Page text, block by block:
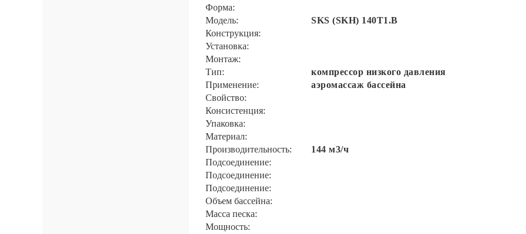
Форма:
Модель:
SKS (SKH) 140Т1.В
Конструкция:
Установка:
Монтаж:
Тип:
компрессор низкого давления
Применение:
аэромассаж бассейна
Свойство:
Консистенция:
Упаковка:
Материал:
Производительность:
144 м3/ч
Подсоединение:
Подсоединение:
Подсоединение:
Объем бассейна:
Масса песка:
Мощность: